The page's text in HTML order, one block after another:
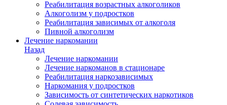
Реабилитация возрастных алкоголиков
Алкоголизм у подростков
Реабилитация зависимых от алкоголя
Пивной алкоголизм
Лечение наркомании
Назад
Лечение наркомании
Лечение наркоманов в стационаре
Реабилитация наркозависимых
Наркомания у подростков
Зависимость от синтетических наркотиков